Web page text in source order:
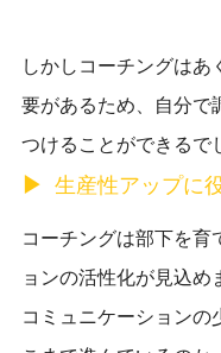
しかしコーチングは
要があるため、
自分で
つけることができるで
生産性アップに
コーチングは部下を育
ョンの活性化が見込め
コミュニケーションの